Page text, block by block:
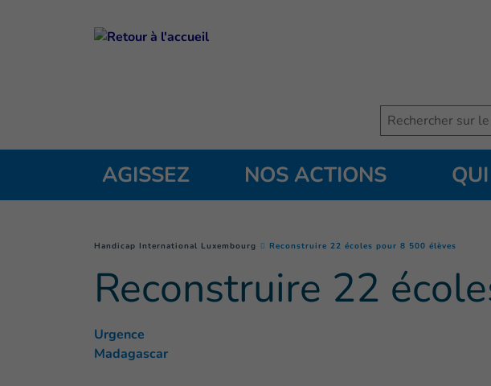
Search
AGISSEZ NOS ACTIONS
You are here :
Handicap International Luxembourg Reconstruire 22 écoles pour 8 500 élèves
Reconstruire 22
Urgence
Madagascar